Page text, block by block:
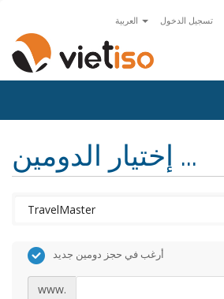
تسجيل الدخول
إختيار الدومين ...
أرغب في حجز دومين جديد
www.